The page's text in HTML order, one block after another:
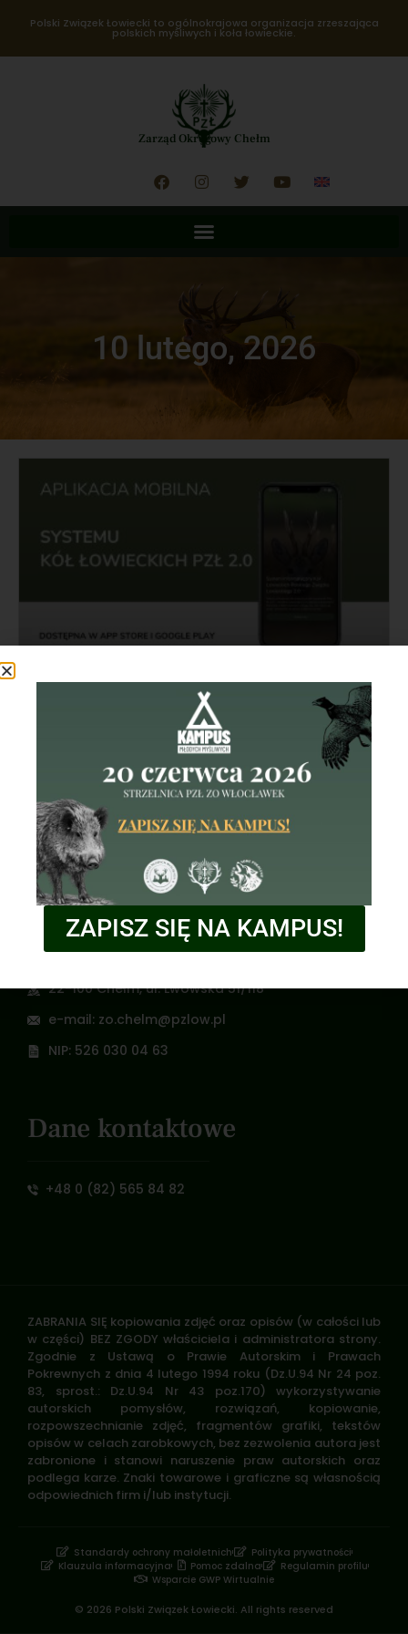
Polski Związek Łowiecki to ogólnokrajowa organizacja zrzeszająca
polskich myśliwych i koła łowieckie.
Zarząd Okręgowy Chełm
10 lutego, 2026
Aplikacja mobilna Systemu Kół
Łowieckich PZŁ 2.0.
Aplikacja mobilna Systemu Kół Łowieckich PZŁ 2.0 jest
już dostępna
10 lutego 2026
Zarząd Okręgowy
Zarząd Okręgowy w Chełmie
22-100 Chełm, ul. Lwowska 51/118
e-mail: zo.chelm@pzlow.pl
NIP: 526 030 04 63
Dane kontaktowe
+48 0 (82) 565 84 82
ZABRANIA SIĘ kopiowania zdjęć oraz opisów (w całości lub
w części) BEZ ZGODY właściciela i administratora strony.
Zgodnie z Ustawą o Prawie Autorskim i Prawach
Pokrewnych z dnia 4 lutego 1994 roku (Dz.U.94 Nr 24 poz.
83, sprost.: Dz.U.94 Nr 43 poz.170) wykorzystywanie
autorskich pomysłów, rozwiązań, kopiowanie,
rozpowszechnianie zdjęć, fragmentów grafiki, tekstów
opisów w celach zarobkowych, bez zezwolenia autora jest
zabronione i stanowi naruszenie praw autorskich oraz
podlega karze. Znaki towarowe i graficzne są własnością
odpowiednich firm i/lub instytucji.
© 2026 Polski Związek Łowiecki. All rights reserved
Standardy ochrony małoletnich
Polityka prywatności
Klauzula informacyjna
Pomoc zdalna
Regulamin profilu
Wsparcie GWP Wirtualnie
ZAPISZ SIĘ NA KAMPUS!